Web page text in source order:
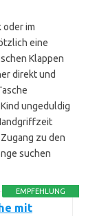
oder im
eine
Klappen
direkt und
ungeduldig
zu den
suchen
EMPFEHLUNG
mit